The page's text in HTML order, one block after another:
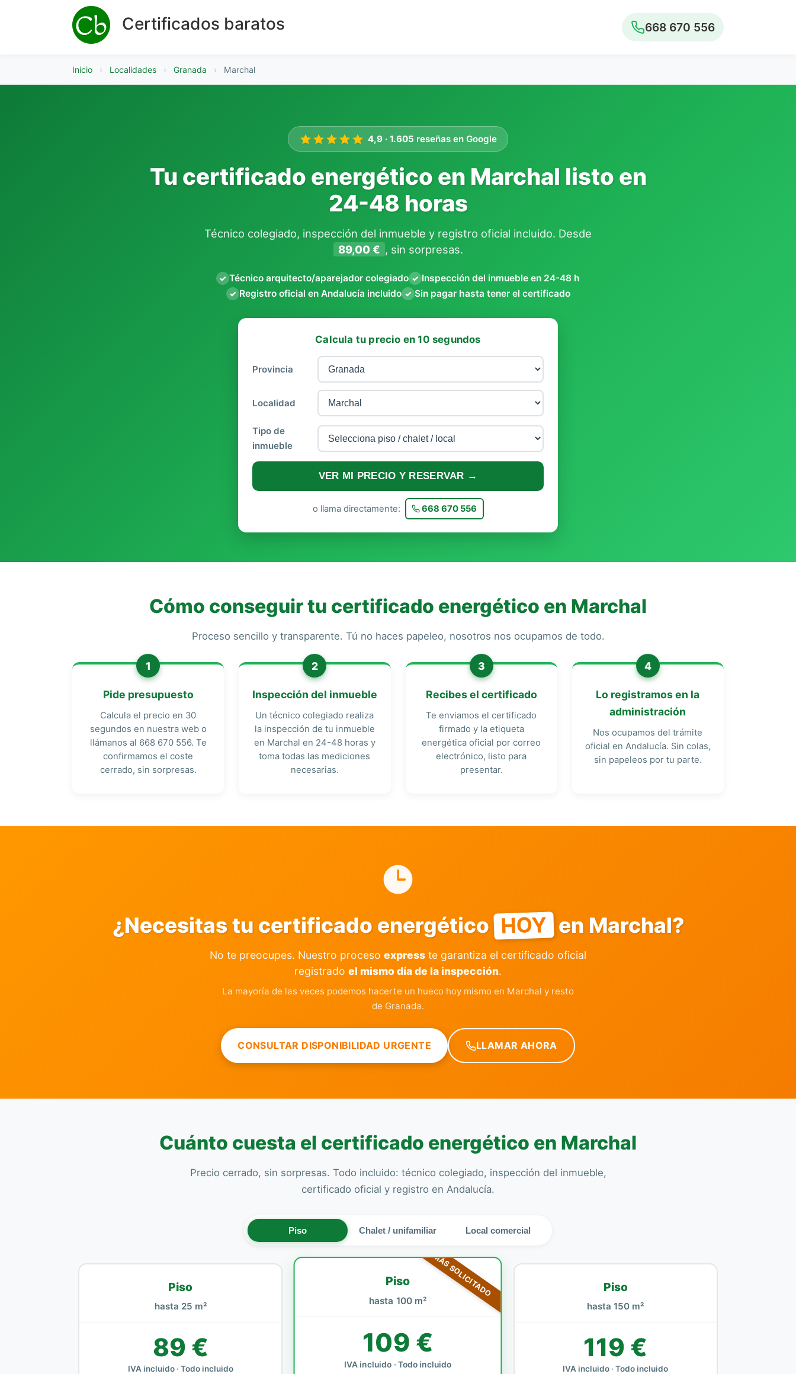
Certificados baratos 668 670 556
Inicio › Localidades › Granada › Marchal
4,9 · 1.605 reseñas en Google
Tu certificado energético en Marchal listo en
24-48 horas
Técnico colegiado, inspección del inmueble y registro oficial incluido. Desde
89,00 € , sin sorpresas.
✓ Técnico arquitecto/aparejador colegiado ✓ Inspección del inmueble en 24-48 h
✓ Registro oficial en Andalucía incluido ✓ Sin pagar hasta tener el certificado
Calcula tu precio en 10 segundos
Provincia
Localidad
Tipo de
inmueble
VER MI PRECIO Y RESERVAR →
o llama directamente: 668 670 556
Cómo conseguir tu certificado energético en Marchal
Proceso sencillo y transparente. Tú no haces papeleo, nosotros nos ocupamos de todo.
1
Pide presupuesto
Calcula el precio en 30
segundos en nuestra web o
llámanos al 668 670 556. Te
confirmamos el coste
cerrado, sin sorpresas.
2
Inspección del inmueble
Un técnico colegiado realiza
la inspección de tu inmueble
en Marchal en 24-48 horas y
toma todas las mediciones
necesarias.
3
Recibes el certificado
Te enviamos el certificado
firmado y la etiqueta
energética oficial por correo
electrónico, listo para
presentar.
4
Lo registramos en la
administración
Nos ocupamos del trámite
oficial en Andalucía. Sin colas,
sin papeleos por tu parte.
¿Necesitas tu certificado energético HOY en Marchal?
No te preocupes. Nuestro proceso express te garantiza el certificado oficial
registrado el mismo día de la inspección.
La mayoría de las veces podemos hacerte un hueco hoy mismo en Marchal y resto
de Granada.
CONSULTAR DISPONIBILIDAD URGENTE LLAMAR AHORA
Cuánto cuesta el certificado energético en Marchal
Precio cerrado, sin sorpresas. Todo incluido: técnico colegiado, inspección del inmueble,
certificado oficial y registro en Andalucía.
Piso Chalet / unifamiliar Local comercial
Piso
hasta 25 m²
89 €
IVA incluido · Todo incluido
MÁS SOLICITADO
Piso
hasta 100 m²
109 €
IVA incluido · Todo incluido
Piso
hasta 150 m²
119 €
IVA incluido · Todo incluido